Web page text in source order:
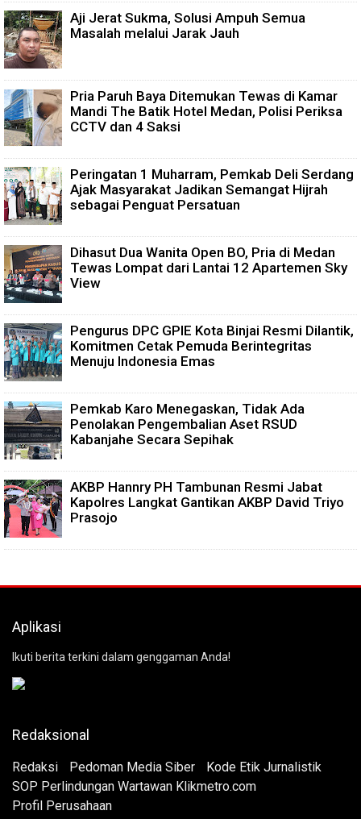
Aji Jerat Sukma, Solusi Ampuh Semua
Masalah melalui Jarak Jauh
Pria Paruh Baya Ditemukan Tewas di Kamar
Mandi The Batik Hotel Medan, Polisi Periksa
CCTV dan 4 Saksi
Peringatan 1 Muharram, Pemkab Deli Serdang
Ajak Masyarakat Jadikan Semangat Hijrah
sebagai Penguat Persatuan
Dihasut Dua Wanita Open BO, Pria di Medan
Tewas Lompat dari Lantai 12 Apartemen Sky
View
Pengurus DPC GPIE Kota Binjai Resmi Dilantik,
Komitmen Cetak Pemuda Berintegritas
Menuju Indonesia Emas
Pemkab Karo Menegaskan, Tidak Ada
Penolakan Pengembalian Aset RSUD
Kabanjahe Secara Sepihak
AKBP Hannry PH Tambunan Resmi Jabat
Kapolres Langkat Gantikan AKBP David Triyo
Prasojo
Aplikasi
Ikuti berita terkini dalam genggaman Anda!
Redaksional
Redaksi Pedoman Media Siber
Kode Etik Jurnalistik
SOP Perlindungan Wartawan Klikmetro.com
Profil Perusahaan